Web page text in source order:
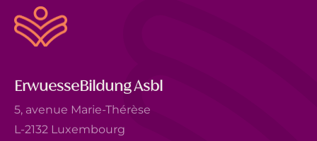
ErwuesseBildung Asbl
5, avenue Marie-Thérèse
L-2132 Luxembourg